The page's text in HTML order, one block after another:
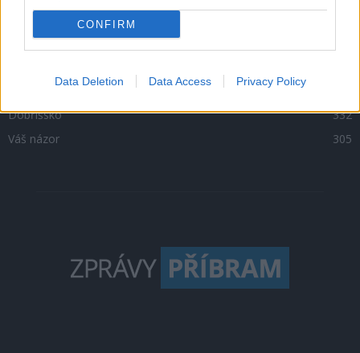
CONFIRM
Data Deletion Data Access Privacy Policy
O čem se mluví
Dobříšsko
332
Váš názor
305